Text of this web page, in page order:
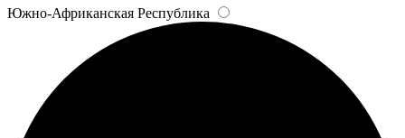
Южно-Африканская Республика